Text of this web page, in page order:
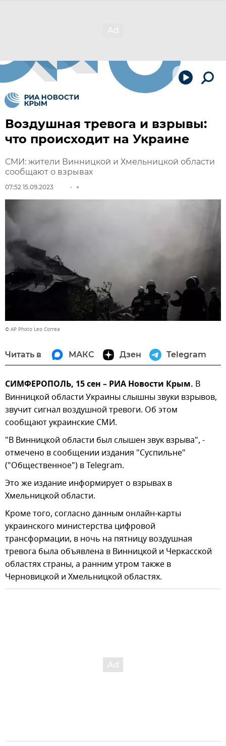
Воздушная тревога и взрывы:
что происходит на Украине
СМИ: жители Винницкой и Хмельницкой области
сообщают о взрывах
07:52 15.09.2023
© AP Photo Leo Correa
Читать в МАКС Дзен Telegram
СИМФЕРОПОЛЬ, 15 сен – РИА Новости Крым. В
Винницкой области Украины слышны звуки взрывов,
звучит сигнал воздушной тревоги. Об этом
сообщают украинские СМИ.
"В Винницкой области был слышен звук взрыва", -
отмечено в сообщении издания "Суспильне"
("Общественное") в Telegram.
Это же издание информирует о взрывах в
Хмельницкой области.
Кроме того, согласно данным онлайн-карты
украинского министерства цифровой
трансформации, в ночь на пятницу воздушная
тревога была объявлена в Винницкой и Черкасской
областях страны, а ранним утром также в
Черновицкой и Хмельницкой областях.